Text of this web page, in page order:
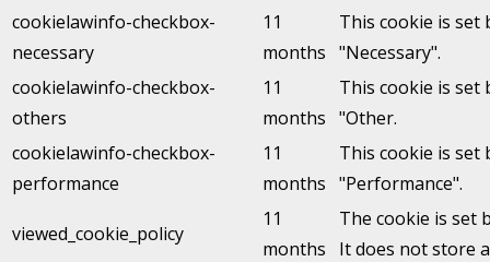
cookielawinfo-checkbox-
necessary
11
months
This cookie is set
"Necessary".
cookielawinfo-checkbox-
others
11
months
This cookie is set
"Other.
cookielawinfo-checkbox-
performance
11
months
This cookie is set
"Performance".
viewed_cookie_policy
11
months
The cookie is set
It does not store